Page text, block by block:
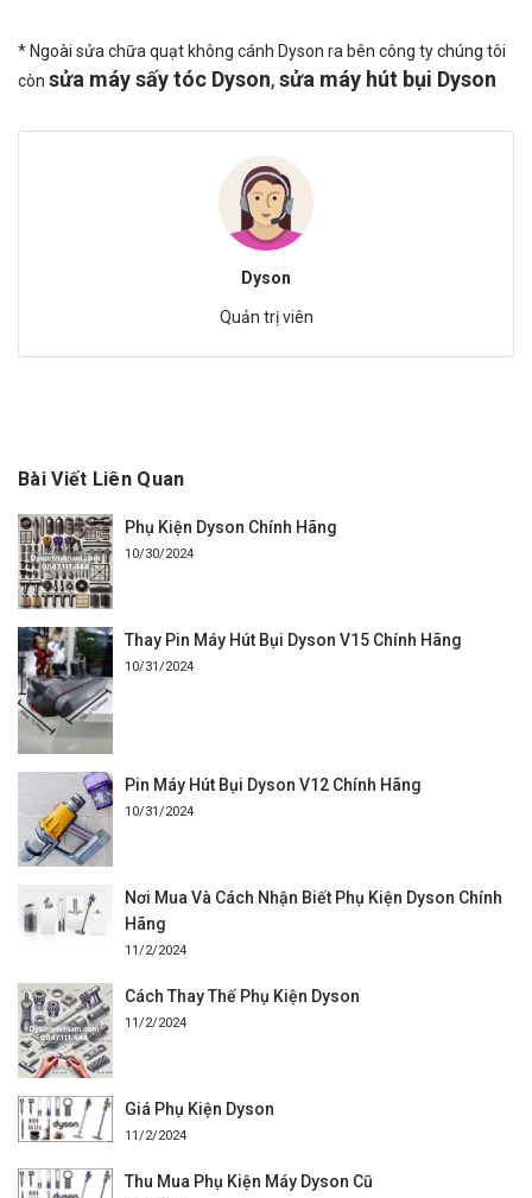
* Ngoài sửa chữa quạt không cánh Dyson ra bên công ty chúng tôi
còn sửa máy sấy tóc Dyson,sửa máy hút bụi Dyson
Dyson
Quản trị viên
Bài Viết Liên Quan
Phụ Kiện Dyson Chính Hãng
10/30/2024
Thay Pin Máy Hút Bụi Dyson V15 Chính Hãng
10/31/2024
Pin Máy Hút Bụi Dyson V12 Chính Hãng
10/31/2024
Nơi Mua Và Cách Nhận Biết Phụ Kiện Dyson Chính
Hãng
11/2/2024
Cách Thay Thế Phụ Kiện Dyson
11/2/2024
Giá Phụ Kiện Dyson
11/2/2024
Thu Mua Phụ Kiện Máy Dyson Cũ